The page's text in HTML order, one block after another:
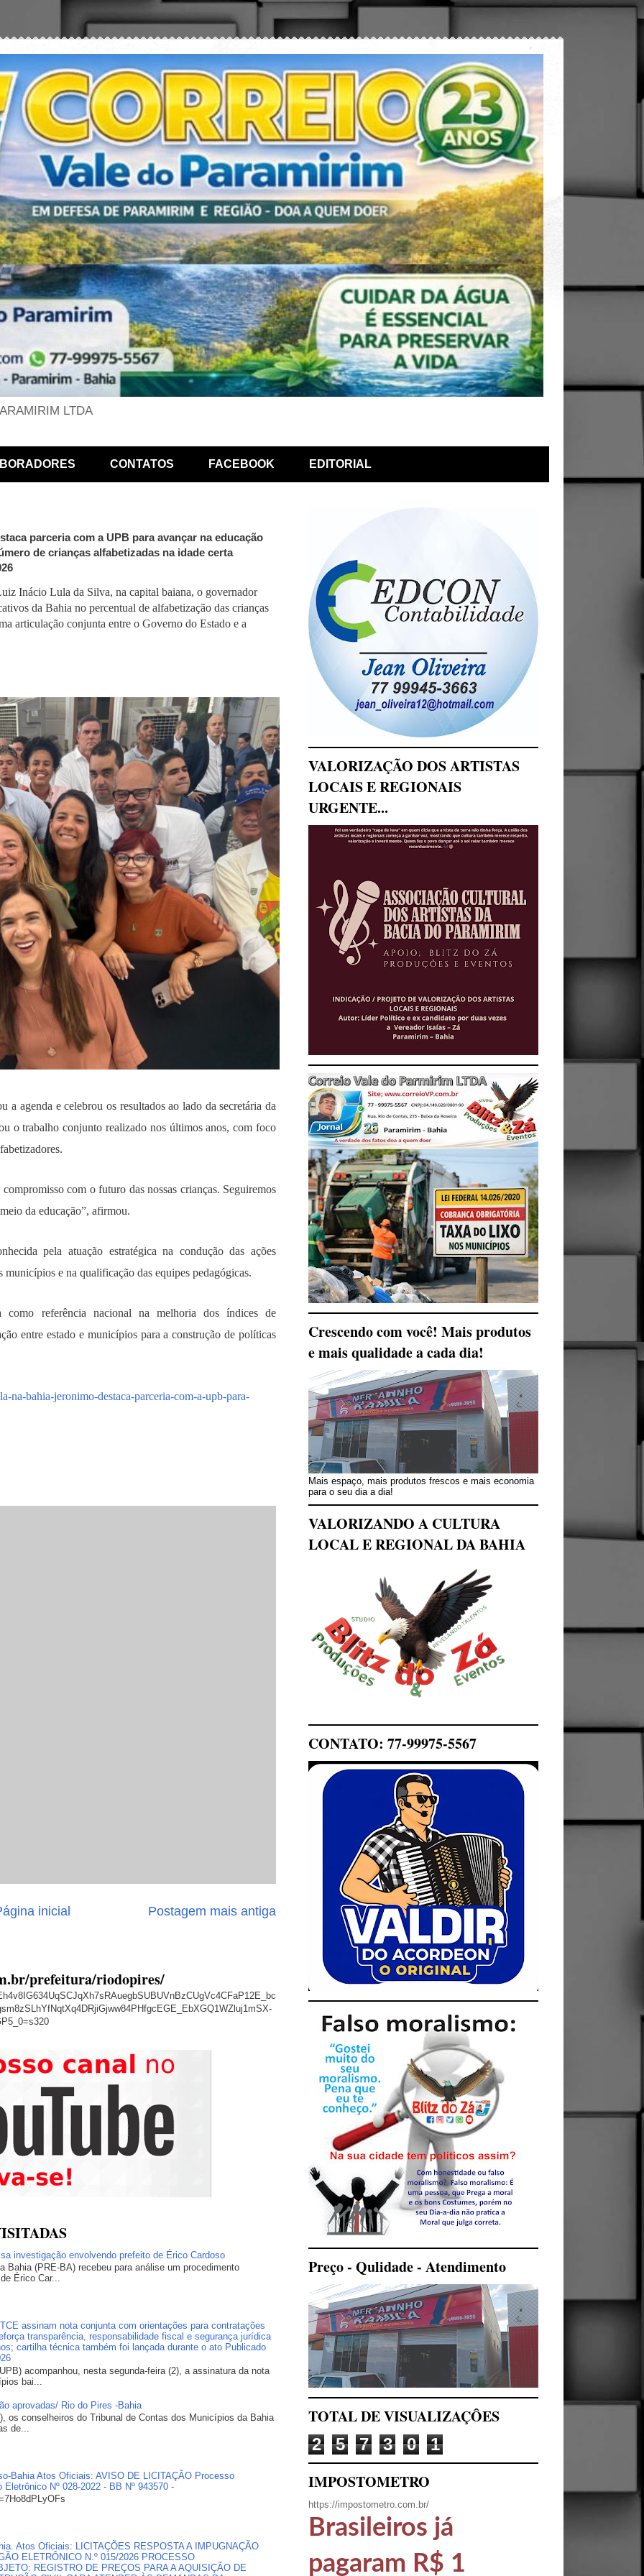
LTDA
CONTATOS FACEBOOK EDITORIAL
parceria com a UPB para avançar na educação
de crianças alfabetizadas na idade certa
Inácio Lula da Silva, na capital baiana, o governador
da Bahia no percentual de alfabetização das crianças
articulação conjunta entre o Governo do Estado e a
a agenda e celebrou os resultados ao lado da secretária da
o trabalho conjunto realizado nos últimos anos, com foco
com o futuro das nossas crianças. Seguiremos
da educação”, afirmou.
pela atuação estratégica na condução das ações
e na qualificação das equipes pedagógicas.
como referência nacional na melhoria dos índices de
entre estado e municípios para a construção de políticas
na-bahia-jeronimo-destaca-parceria-com-a-upb-para-
Postagem mais antiga
inicial
prefeitura/riodopires/
investigação envolvendo prefeito de Érico Cardoso
Bahia (PRE-BA) recebeu para análise um procedimento
Érico Car...
assinam nota conjunta com orientações para contratações
transparência, responsabilidade fiscal e segurança jurídica
cartilha técnica também foi lançada durante o ato Publicado
acompanhou, nesta segunda-feira (2), a assinatura da nota
bai...
aprovadas/ Rio do Pires -Bahia
os conselheiros do Tribunal de Contas dos Municípios da Bahia
de...
Bahia Atos Oficiais: AVISO DE LICITAÇÃO Processo
Nº 028-2022 - BB Nº 943570 -
Atos Oficiais: LICITAÇÕES RESPOSTA A IMPUGNAÇÃO
ELETRÔNICO N.º 015/2026 PROCESSO
REGISTRO DE PREÇOS PARA A AQUISIÇÃO DE
VALORIZAÇÃO DOS ARTISTAS
LOCAIS E REGIONAIS
URGENTE...
Crescendo com você! Mais produtos
e mais qualidade a cada dia!
Mais espaço, mais produtos frescos e mais economia
para o seu dia a dia!
VALORIZANDO A CULTURA
LOCAL E REGIONAL DA BAHIA
CONTATO: 77-99975-5567
Preço - Qulidade - Atendimento
TOTAL DE VISUALIZAÇÔES
2 5 7 3 0 1
IMPOSTOMETRO
https://impostometro.com.br/
Brasileiros já
pagaram R$ 1